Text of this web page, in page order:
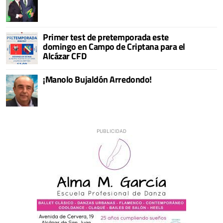
Primer test de pretemporada este
domingo en Campo de Criptana para el
Alcázar CFD
¡Manolo Bujaldón Arredondo!